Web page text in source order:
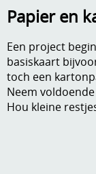
Webwinkel
A, ja, op is op
Aanbiedingen
Boeken en
Algemene
Verzend - en
Papier en
Een project
basiskaart
toch een
Neem
Hou kleine